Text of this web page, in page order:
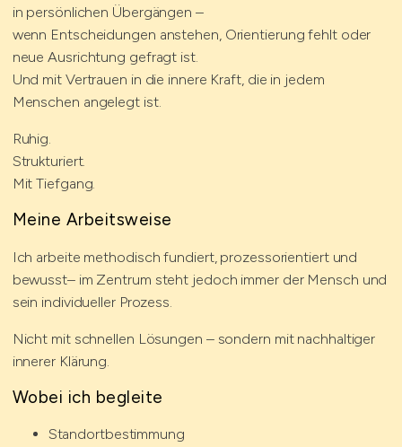
in persönlichen Übergängen –
wenn Entscheidungen anstehen, Orientierung fehlt oder
neue Ausrichtung gefragt ist.
Und mit Vertrauen in die innere Kraft, die in jedem
Menschen angelegt ist.
Ruhig.
Strukturiert.
Mit Tiefgang.
Meine Arbeitsweise
Ich arbeite methodisch fundiert, prozessorientiert und
bewusst– im Zentrum steht jedoch immer der Mensch und
sein individueller Prozess.
Nicht mit schnellen Lösungen – sondern mit nachhaltiger
innerer Klärung.
Wobei ich begleite
Standortbestimmung